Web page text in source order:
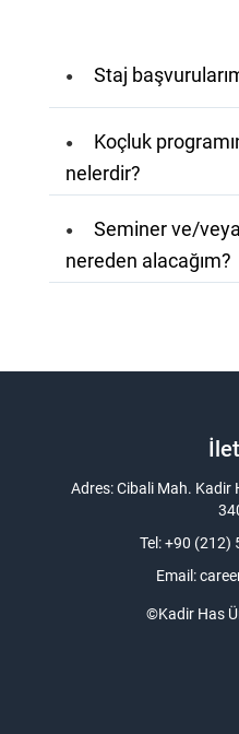
Staj
Koçluk
nelerdir?
Seminer ve/
nereden alacağım?
Adres: Cibali Mah. Kadir
Tel: +90 (212)
Email:
©Kadir Has